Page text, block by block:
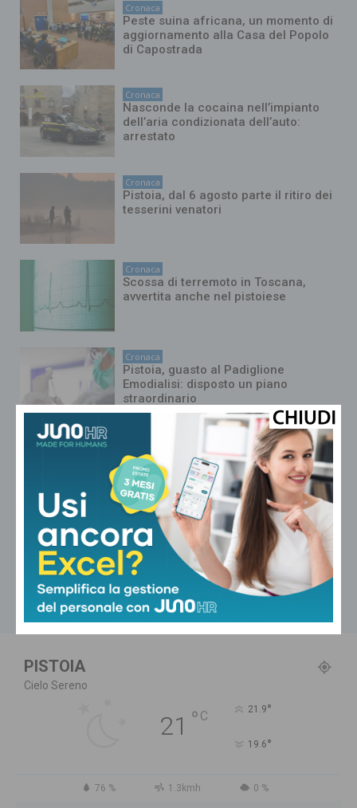
Cronaca
Peste suina africana, un momento di
aggiornamento alla Casa del Popolo
di Capostrada
Cronaca
Nasconde la cocaina nell’impianto
dell’aria condizionata dell’auto:
arrestato
Cronaca
Pistoia, dal 6 agosto parte il ritiro dei
tesserini venatori
Cronaca
Scossa di terremoto in Toscana,
avvertita anche nel pistoiese
Cronaca
Pistoia, guasto al Padiglione
Emodialisi: disposto un piano
straordinario
Quasi completate le operazioni di
trasferimento degli ospiti del Cas
dell’ex Hotel Zenith
Cronaca
Riaperto il piazzale del pronto
soccorso dell’ospedale di Pescia
dopo le infiltrazioni
Carica altri
PISTOIA
Cielo Sereno
21 ° C 21.9°
19.6°
76 % 1.3kmh 0 %